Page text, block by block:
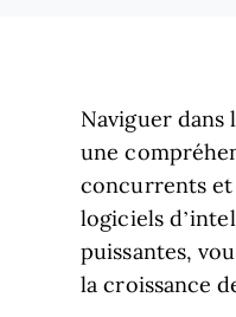
Naviguer dans
une
concurrents et
logiciels
puissantes,
la croissance